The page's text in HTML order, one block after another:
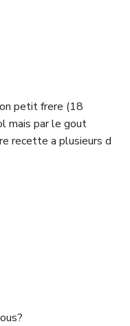
petit frere (18
mais par le gout
recette a plusieurs d